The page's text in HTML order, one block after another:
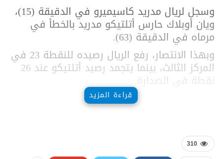
وسجل لريال مدريد كاسيميرو في الدقيقة (15)،
ويان أوبلاك حارس أتلتيكو مدريد بالخطأ في
مرماه في الدقيقة (63).
وبهذا الانتصار، رفع الريال رصيده للنقطة 23 في
المركز الثالث، بينما يتجمد رصيد أتلتيكو عند 26
نقطة في الصدارة.
قراءة المزيد
310